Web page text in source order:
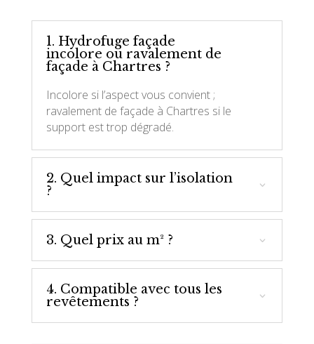
1. Hydrofuge façade
incolore ou ravalement de
façade à Chartres ?
Incolore si l’aspect vous convient ;
ravalement de façade à Chartres si le
support est trop dégradé.
2. Quel impact sur l’isolation
?
3. Quel prix au m² ?
4. Compatible avec tous les
revêtements ?